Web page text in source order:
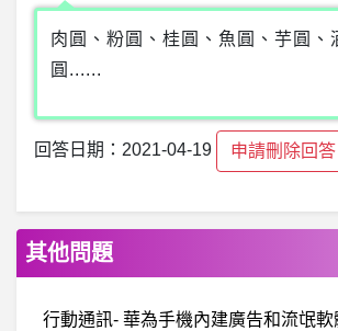
肉圓、粉圓、桂圓、魚圓、芋圓、
圓......
回答日期：2021-04-19 申請刪除回答
其他問題